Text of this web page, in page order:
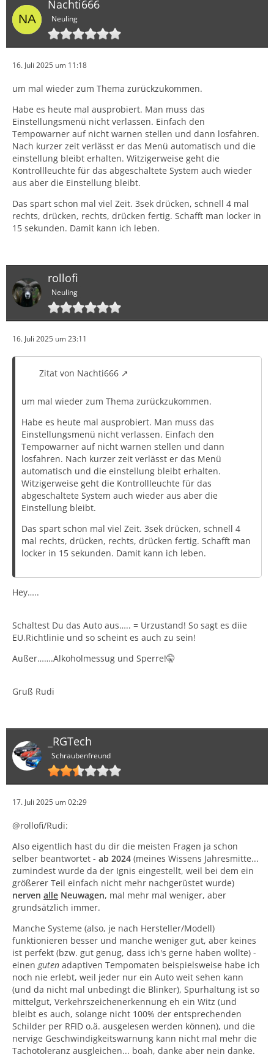
Nachti666
Neuling
16. Juli 2025 um 11:18
um mal wieder zum Thema zurückzukommen.
Habe es heute mal ausprobiert. Man muss das
Einstellungsmenü nicht verlassen. Einfach den
Tempowarner auf nicht warnen stellen und dann losfahren.
Nach kurzer zeit verlässt er das Menü automatisch und die
einstellung bleibt erhalten. Witzigerweise geht die
Kontrollleuchte für das abgeschaltete System auch wieder
aus aber die Einstellung bleibt.
Das spart schon mal viel Zeit. 3sek drücken, schnell 4 mal
rechts, drücken, rechts, drücken fertig. Schafft man locker in
15 sekunden. Damit kann ich leben.
rollofi
Neuling
16. Juli 2025 um 23:11
Zitat von Nachti666
um mal wieder zum Thema zurückzukommen.
Habe es heute mal ausprobiert. Man muss das
Einstellungsmenü nicht verlassen. Einfach den
Tempowarner auf nicht warnen stellen und dann
losfahren. Nach kurzer zeit verlässt er das Menü
automatisch und die einstellung bleibt erhalten.
Witzigerweise geht die Kontrollleuchte für das
abgeschaltete System auch wieder aus aber die
Einstellung bleibt.
Das spart schon mal viel Zeit. 3sek drücken, schnell 4
mal rechts, drücken, rechts, drücken fertig. Schafft man
locker in 15 sekunden. Damit kann ich leben.
Hey…..
Schaltest Du das Auto aus….. = Urzustand! So sagt es diie
EU.Richtlinie und so scheint es auch zu sein!
Außer…….Alkoholmessug und Sperre!🤫
Gruß Rudi
_RGTech
Schraubenfreund
17. Juli 2025 um 02:29
@rollofi/Rudi:
Also eigentlich hast du dir die meisten Fragen ja schon
selber beantwortet - ab 2024 (meines Wissens Jahresmitte...
zumindest wurde da der Ignis eingestellt, weil bei dem ein
größerer Teil einfach nicht mehr nachgerüstet wurde)
nerven alle Neuwagen, mal mehr mal weniger, aber
grundsätzlich immer.
Manche Systeme (also, je nach Hersteller/Modell)
funktionieren besser und manche weniger gut, aber keines
ist perfekt (bzw. gut genug, dass ich's gerne haben wollte) -
einen guten adaptiven Tempomaten beispielsweise habe ich
noch nie erlebt, weil jeder nur ein Auto weit sehen kann
(und da nicht mal unbedingt die Blinker), Spurhaltung ist so
mittelgut, Verkehrszeichenerkennung eh ein Witz (und
bleibt es auch, solange nicht 100% der entsprechenden
Schilder per RFID o.ä. ausgelesen werden können), und die
nervige Geschwindigkeitswarnung kann nicht mal mehr die
Tachotoleranz ausgleichen... boah, danke aber nein danke.